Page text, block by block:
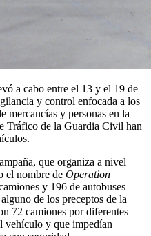
a cabo entre el 13 y el 19 de
y control enfocada a los
mercancías y personas en la
Tráfico de la Guardia Civil han
que organiza a nivel
el nombre de Operation
y 196 de autobuses
de los preceptos de la
72 camiones por diferentes
vehículo y que impedían